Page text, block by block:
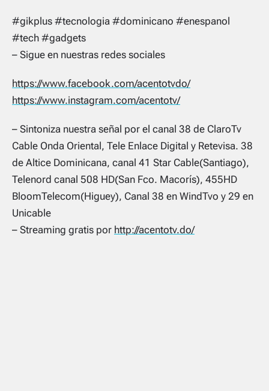
#gikplus #tecnologia #dominicano #enespanol
#tech #gadgets
– Sigue en nuestras redes sociales
https://www.facebook.com/acentotvdo/
https://www.instagram.com/acentotv/
– Sintoniza nuestra señal por el canal 38 de ClaroTv
Cable Onda Oriental, Tele Enlace Digital y Retevisa. 38
de Altice Dominicana, canal 41 Star Cable(Santiago),
Telenord canal 508 HD(San Fco. Macorís), 455HD
BloomTelecom(Higuey), Canal 38 en WindTvo y 29 en
Unicable
– Streaming gratis por http://acentotv.do/